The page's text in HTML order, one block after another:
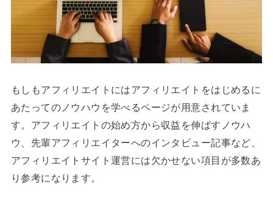
もしもアフィリエイトにはアフィリエイトをはじめるに
あたってのノウハウを学べるページが用意されていま
す。アフィリエイトの始め方から収益を伸ばすノウハ
ウ、先輩アフィリエイターへのインタビュー記事など、
アフィリエイトサイト運営には欠かせない項目が多数あ
り参考になります。